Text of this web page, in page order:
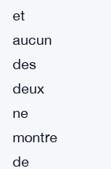
et
aucun
des
deux
ne
montre
de